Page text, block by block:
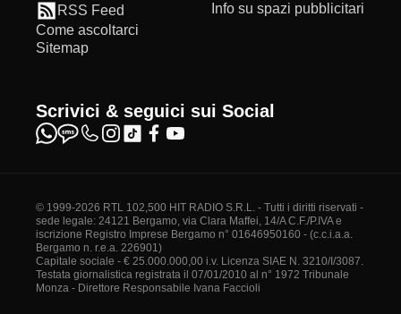
RSS Feed
Come ascoltarci
Sitemap
Info su spazi pubblicitari
Scrivici & seguici sui Social
© 1999-2026 RTL 102,500 HIT RADIO S.R.L. - Tutti i diritti riservati -
sede legale: 24121 Bergamo, via Clara Maffei, 14/A C.F./P.IVA e
iscrizione Registro Imprese Bergamo n° 01646950160 - (c.c.i.a.a.
Bergamo n. r.e.a. 226901)
Capitale sociale - € 25.000.000,00 i.v. Licenza SIAE N. 3210/I/3087.
Testata giornalistica registrata il 07/01/2010 al n° 1972 Tribunale
Monza - Direttore Responsabile Ivana Faccioli